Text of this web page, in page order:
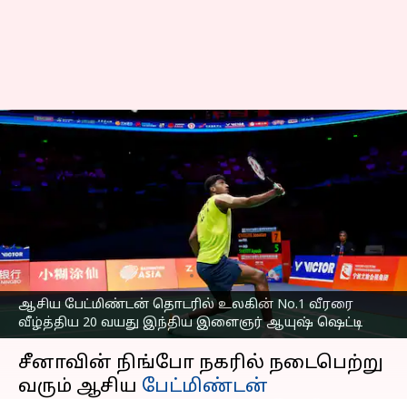
ஆசிய பேட்மிண்டன் தொடரில் உலகின் No.1 வீரரை
வீழ்த்திய 20 வயது இந்திய இளைஞர் ஆயுஷ் ஷெட்டி
யார் இந்த ஆயுஷ் ஷெட்டி?
ஆசிய பேட்மிண்டன்
தொடரில் உலகின் No.1
வீரரை வீழ்த்திய 20 வயது
இந்திய இளைஞர்
எழுதியவர் Sekar Chinnappan Apr 11, 2026 03:58 pm
செய்தி முன்னோட்டம்
சீனாவின் நிங்போ நகரில் நடைபெற்று
வரும் ஆசிய பேட்மிண்டன்